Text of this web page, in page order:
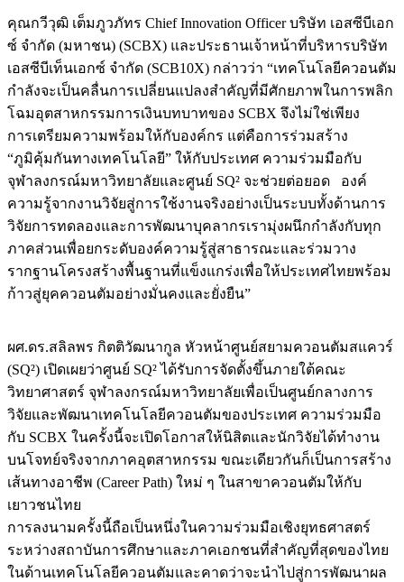
คุณกวีวุฒิ เต็มภูวภัทร Chief Innovation Officer บริษัท เอสซีบีเอก
ซ์ จำกัด (มหาชน) (SCBX) และประธานเจ้าหน้าที่บริหารบริษัท
เอสซีบีเท็นเอกซ์ จำกัด (SCB10X) กล่าวว่า “เทคโนโลยีควอนตัม
กำลังจะเป็นคลื่นการเปลี่ยนแปลงสำคัญที่มีศักยภาพในการพลิก
โฉมอุตสาหกรรมการเงินบทบาทของ SCBX จึงไม่ใช่เพียง
การเตรียมความพร้อมให้กับองค์กร แต่คือการร่วมสร้าง
“ภูมิคุ้มกันทางเทคโนโลยี” ให้กับประเทศ ความร่วมมือกับ
จุฬาลงกรณ์มหาวิทยาลัยและศูนย์ SQ² จะช่วยต่อยอด องค์
ความรู้จากงานวิจัยสู่การใช้งานจริงอย่างเป็นระบบทั้งด้านการ
วิจัยการทดลองและการพัฒนาบุคลากรเรามุ่งผนึกกำลังกับทุก
ภาคส่วนเพื่อยกระดับองค์ความรู้สู่สาธารณะและร่วมวาง
รากฐานโครงสร้างพื้นฐานที่แข็งแกร่งเพื่อให้ประเทศไทยพร้อม
ก้าวสู่ยุคควอนตัมอย่างมั่นคงและยั่งยืน”
ผศ.ดร.สลิลพร กิตติวัฒนากูล หัวหน้าศูนย์สยามควอนตัมสแควร์
(SQ²) เปิดเผยว่าศูนย์ SQ² ได้รับการจัดตั้งขึ้นภายใต้คณะ
วิทยาศาสตร์ จุฬาลงกรณ์มหาวิทยาลัยเพื่อเป็นศูนย์กลางการ
วิจัยและพัฒนาเทคโนโลยีควอนตัมของประเทศ ความร่วมมือ
กับ SCBX ในครั้งนี้จะเปิดโอกาสให้นิสิตและนักวิจัยได้ทำงาน
บนโจทย์จริงจากภาคอุตสาหกรรม ขณะเดียวกันก็เป็นการสร้าง
เส้นทางอาชีพ (Career Path) ใหม่ ๆ ในสาขาควอนตัมให้กับ
เยาวชนไทย
การลงนามครั้งนี้ถือเป็นหนึ่งในความร่วมมือเชิงยุทธศาสตร์
ระหว่างสถาบันการศึกษาและภาคเอกชนที่สำคัญที่สุดของไทย
ในด้านเทคโนโลยีควอนตัมและคาดว่าจะนำไปสู่การพัฒนาผล